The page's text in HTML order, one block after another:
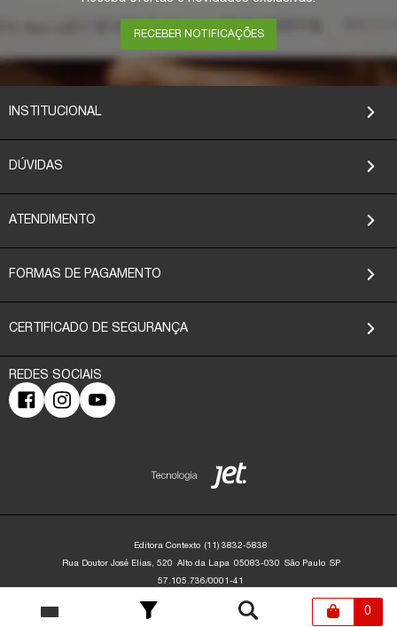
0
RECEBER NOTIFICAÇÕES
INSTITUCIONAL
DÚVIDAS
ATENDIMENTO
FORMAS DE PAGAMENTO
CERTIFICADO DE SEGURANÇA
Editora Contexto (11) 3832-5838
Rua Doutor José Elias, 520 Alto da Lapa 05083-030 São Paulo SP
57.105.736/0001-41
Lapa - São Paulo/SP - 05083-030 | contato@editoracontexto.com.br | +55 11